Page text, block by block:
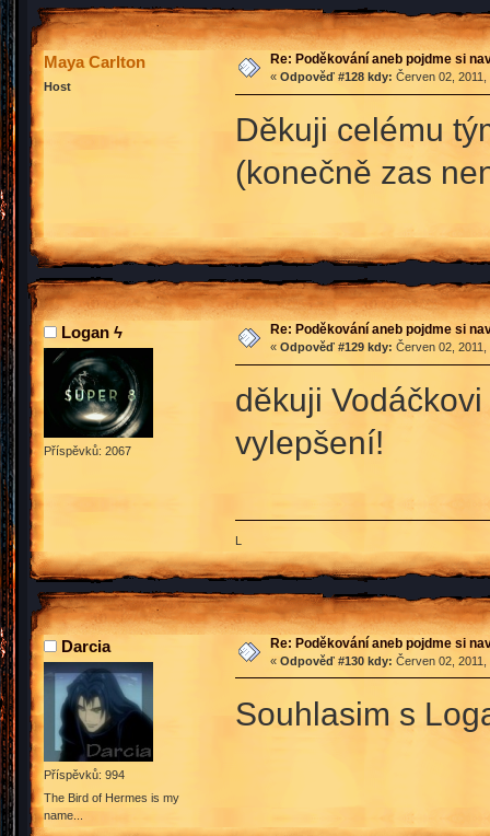
Maya Carlton
Host
Re: Poděkování aneb pojdme si
« Odpověď #128 kdy: Červen 02,
Děkuji celému
(konečně zas
Logan ϟ
Příspěvků: 2067
Re: Poděkování aneb pojdme si
« Odpověď #129 kdy: Červen 02,
děkuji
vylepšení!
L
Darcia
Příspěvků: 994
The Bird of Hermes is my
name...
Re: Poděkování aneb pojdme si
« Odpověď #130 kdy: Červen 02,
Souhlasim s